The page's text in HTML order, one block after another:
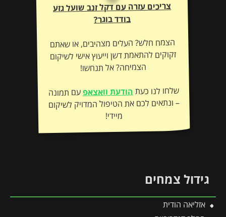
צריכים עזרה עם דקל זנב שועל גזע
בודד בוגר?
הצמח חלש? העלים מצהיבים, או שאתם
זקוקים להתאמת דשן וייעוץ אישי לשיקום
הצמיחה? אל תנחשו!
שלחו לנו כעתהודעת וואצאפעם תמונה
– ונתאים לכם את הטיפול המדויק לשיקום
מיידי!
גידול צמחים
אזליאה הודית